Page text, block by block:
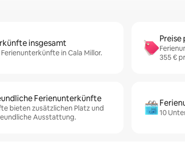
insgesamt
in Cala Millor.
Preise
355 €
Ferienunterkünfte
bieten zusätzlichen Platz und
Ausstattung.
10